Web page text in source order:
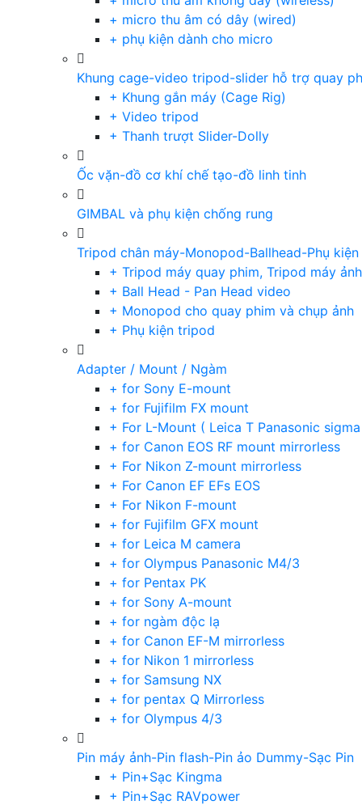
+ micro thu âm có dây (wired)
+ phụ kiện dành cho micro
Khung cage-video tripod-slider hỗ trợ quay
+ Khung gắn máy (Cage Rig)
+ Video tripod
+ Thanh trượt Slider-Dolly
Ốc vặn-đồ cơ khí chế tạo-đồ linh tinh
GIMBAL và phụ kiện chống rung
Tripod chân máy-Monopod-Ballhead-Phụ kiện
+ Tripod máy quay phim, Tripod máy
+ Ball Head - Pan Head video
+ Monopod cho quay phim và chụp ảnh
+ Phụ kiện tripod
Adapter / Mount / Ngàm
+ for Sony E-mount
+ for Fujifilm FX mount
+ For L-Mount ( Leica T Panasonic
+ for Canon EOS RF mount mirrorless
+ For Nikon Z-mount mirrorless
+ For Canon EF EFs EOS
+ For Nikon F-mount
+ for Fujifilm GFX mount
+ for Leica M camera
+ for Olympus Panasonic M4/3
+ for Pentax PK
+ for Sony A-mount
+ for ngàm độc lạ
+ for Canon EF-M mirrorless
+ for Nikon 1 mirrorless
+ for Samsung NX
+ for pentax Q Mirrorless
+ for Olympus 4/3
Pin máy ảnh-Pin flash-Pin ảo Dummy-Sạc Pin
+ Pin+Sạc Kingma
+ Pin+Sạc RAVpower